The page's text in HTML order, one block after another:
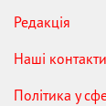
Редакція
Наші
Політика у